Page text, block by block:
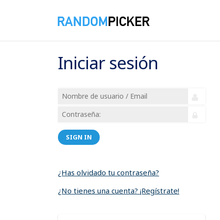
Iniciar sesión
SIGN IN
¿Has olvidado tu contraseña?
¿No tienes una cuenta? ¡Regístrate!